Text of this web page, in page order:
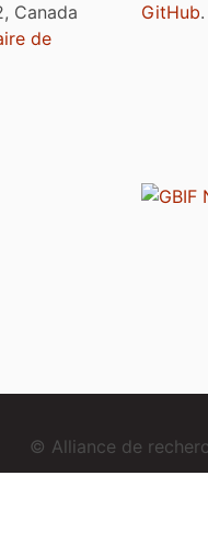
Canada
de
GitHub.
© Alliance de